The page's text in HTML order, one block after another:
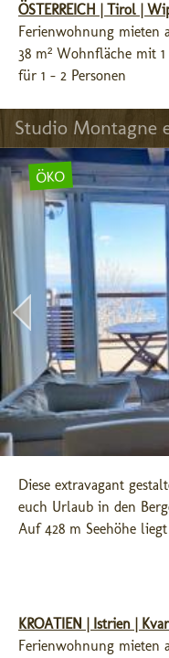
ÖSTERREICH | Tirol |
Ferienwohnung mieten
38 m² Wohnfläche mit
für 1 - 2 Personen
Studio Montagne
ÖKO
Diese extravagant
euch Urlaub in den
Auf 428 m Seehöhe
KROATIEN | Istrien |
Ferienwohnung mieten